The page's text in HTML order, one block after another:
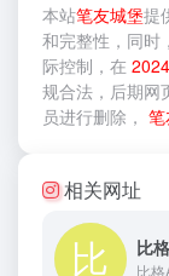
本站笔友城堡提
和完整性，同时
际控制，在
规合法，后期网
员进行删除，
相关网址
比